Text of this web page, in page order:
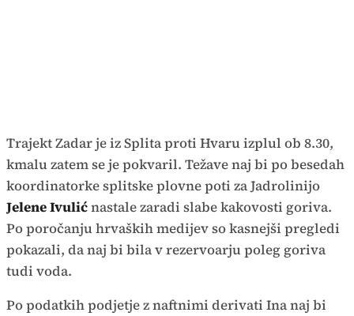
Trajekt Zadar je iz Splita proti Hvaru izplul ob 8.30,
kmalu zatem se je pokvaril. Težave naj bi po besedah
koordinatorke splitske plovne poti za Jadrolinijo
Jelene Ivulićnastale zaradi slabe kakovosti goriva.
Po poročanju hrvaških medijev so kasnejši pregledi
pokazali, da naj bi bila v rezervoarju poleg goriva
tudi voda.
Po podatkih podjetje z naftnimi derivati Ina naj bi